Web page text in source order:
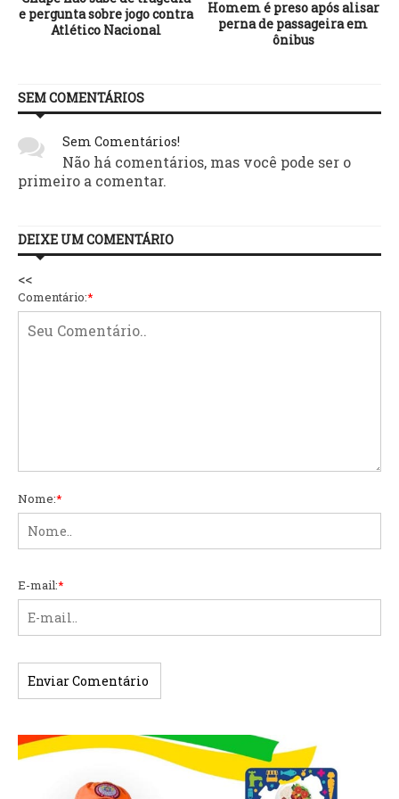
e pergunta sobre jogo contra
Atlético Nacional
Homem é preso após alisar
perna de passageira em
ônibus
SEM COMENTÁRIOS
Sem Comentários!
Não há comentários, mas você pode ser o
primeiro a comentar.
DEIXE UM COMENTÁRIO
<<
Comentário:*
Nome:*
E-mail:*